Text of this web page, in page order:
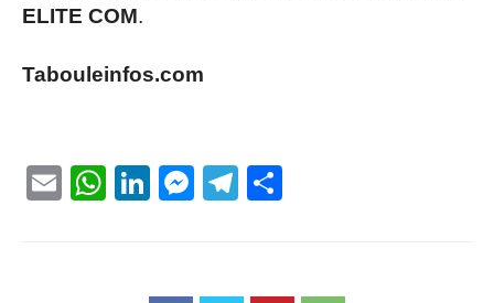
ELITE COM.
Tabouleinfos.com
EmailWhatsApp
LinkedIn
Messenger
Telegram